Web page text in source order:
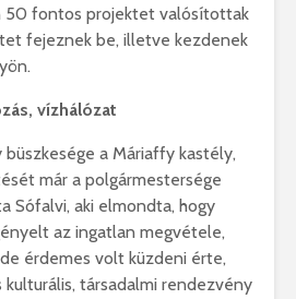
50 fontos projektet valósítottak
fejeznek be, illetve kezdenek
vízhálózat
büszkesége a Máriaffy kastély,
már a polgármestersége
Sófalvi, aki elmondta, hogy
az ingatlan megvétele,
érdemes volt küzdeni érte,
kulturális, társadalmi rendezvény